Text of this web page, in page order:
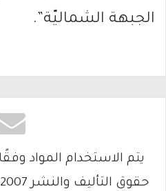
الجبهة الشماليّة”.